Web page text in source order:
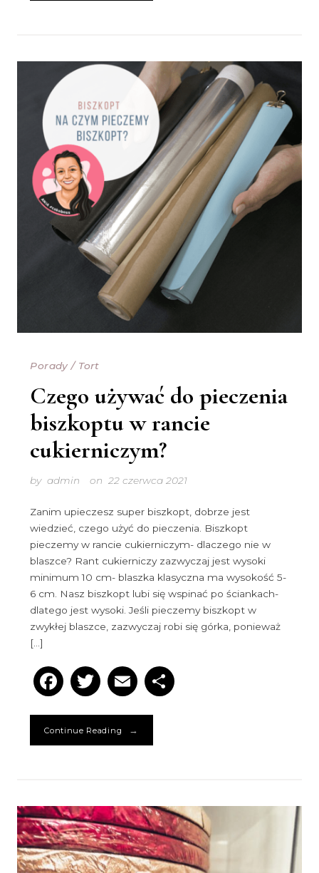
Porady / Tort
Czego używać do pieczenia
biszkoptu w rancie
cukierniczym?
by admin on 22 czerwca 2021
Zanim upieczesz super biszkopt, dobrze jest
wiedzieć, czego użyć do pieczenia. Biszkopt
pieczemy w rancie cukierniczym- dlaczego nie w
blaszce? Rant cukierniczy zazwyczaj jest wysoki
minimum 10 cm- blaszka klasyczna ma wysokość 5-
6 cm. Nasz biszkopt lubi się wspinać po ściankach-
dlatego jest wysoki. Jeśli pieczemy biszkopt w
zwykłej blaszce, zazwyczaj robi się górka, ponieważ
[…]
Facebook
Twitter
Email
Continue Reading →